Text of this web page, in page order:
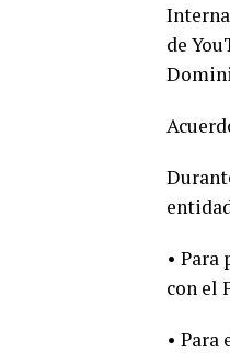
de
•
con el
•